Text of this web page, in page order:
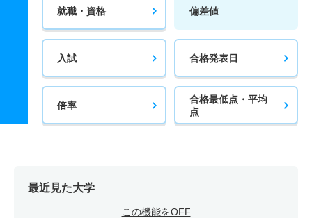
就職・資格 偏差値
入試 合格発表日
倍率
合格最低点・平均
点
最近見た大学
この機能をOFF